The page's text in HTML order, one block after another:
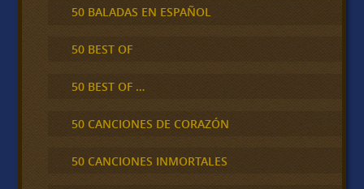
50 BALADAS EN ESPAÑOL
50 BEST OF
50 BEST OF …
50 CANCIONES DE CORAZÓN
50 CANCIONES INMORTALES